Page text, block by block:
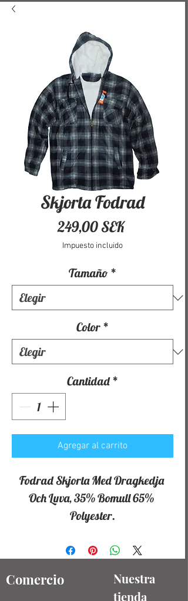
Skjorta Fodrad
249,00 SEKPrecio
Impuesto incluido
Tamaño *
Color *
Cantidad *
Agregar al carrito
Fodrad Skjorta Med Dragkedja
Och Luva, 35% Bomull 65%
Polyester.
Comercio
Nuestra
tienda